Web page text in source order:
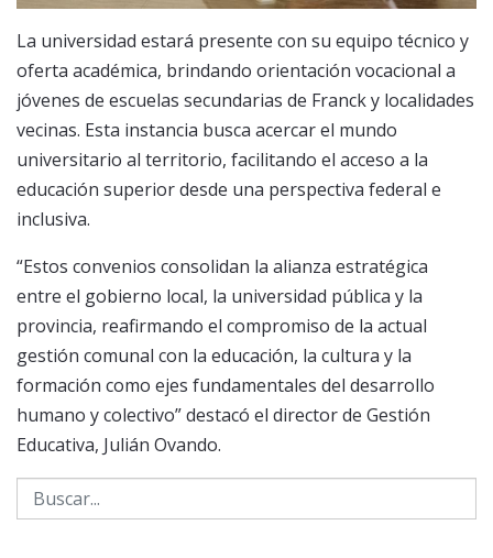
La universidad estará presente con su equipo técnico y
oferta académica, brindando orientación vocacional a
jóvenes de escuelas secundarias de Franck y localidades
vecinas. Esta instancia busca acercar el mundo
universitario al territorio, facilitando el acceso a la
educación superior desde una perspectiva federal e
inclusiva.
“Estos convenios consolidan la alianza estratégica
entre el gobierno local, la universidad pública y la
provincia, reafirmando el compromiso de la actual
gestión comunal con la educación, la cultura y la
formación como ejes fundamentales del desarrollo
humano y colectivo” destacó el director de Gestión
Educativa, Julián Ovando.